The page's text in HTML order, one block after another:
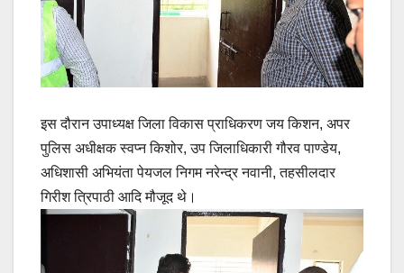
इस दौरान उपाध्यक्ष जिला विकास प्राधिकरण जय किशन, अपर
पुलिस अधीक्षक स्वप्न किशोर, उप जिलाधिकारी गौरव पाण्डेय,
अधिशासी अभियंता पेयजल निगम नरेन्द्र नवानी, तहसीलदार
गिरीश त्रिपाठी आदि मौजूद थे।